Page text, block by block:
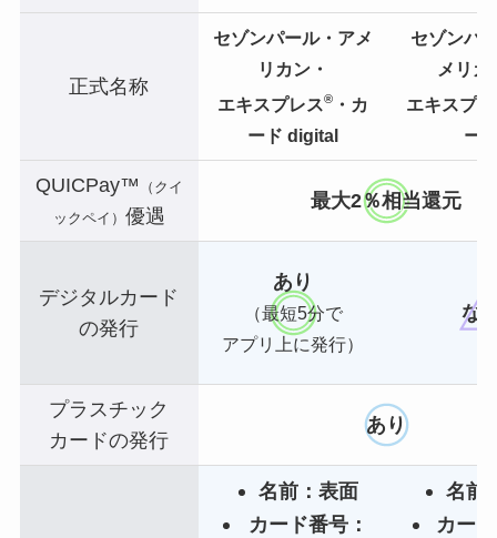
正式名称
セゾンパール・アメ
リカン・
エキスプレス® ・カ
ード digital
セゾンパ
メリカ
エキスプ
ー
QUICPay™
（クイ
ックペイ） 優遇
最大2％相当還元
デジタルカード
の発行
あり
（最短5分で
アプリ上に発行）
な
プラスチック
カードの発行
あり
名前：表面
カード番号：
名前
カー